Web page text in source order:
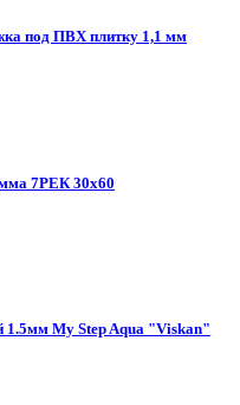
под ПВХ плитку 1,1 мм
7РЕК 30х60
1.5мм My Step Aqua "Viskan"